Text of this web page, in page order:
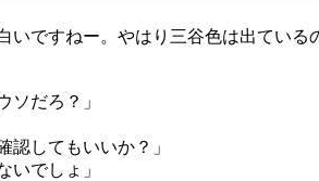
いですねー。やはり三谷色は出てい
ソだろ？」
してもいいか？」
いでしょ」